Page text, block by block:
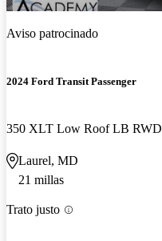
Aviso patrocinado
2024 Ford Transit Passenger
350 XLT Low Roof LB RWD
Laurel, MD
21 millas
Trato justo